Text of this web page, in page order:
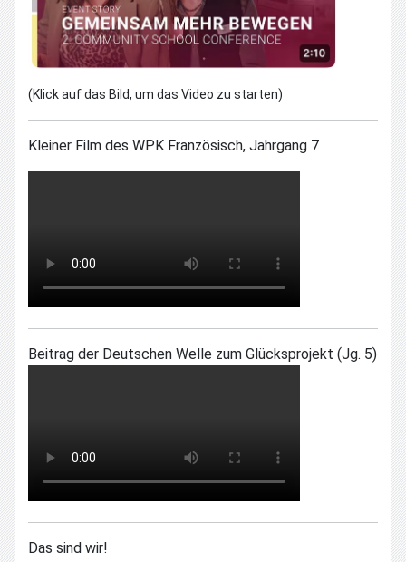
(Klick auf das Bild, um das Video zu starten)
Kleiner Film des WPK Französisch, Jahrgang 7
Beitrag der Deutschen Welle zum Glücksprojekt (Jg. 5)
Das sind wir!